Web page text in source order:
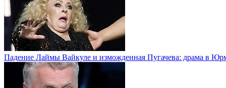
Падение Лаймы Вайкуле и изможденная Пугачева: драма в